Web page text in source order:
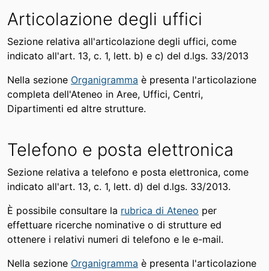
Articolazione degli uffici
Sezione relativa all'articolazione degli uffici, come
indicato all'art. 13, c. 1, lett. b) e c) del d.lgs. 33/2013
Nella sezione Organigramma è presenta l'articolazione
completa dell'Ateneo in Aree, Uffici, Centri,
Dipartimenti ed altre strutture.
Telefono e posta elettronica
Sezione relativa a telefono e posta elettronica, come
indicato all'art. 13, c. 1, lett. d) del d.lgs. 33/2013.
È possibile consultare la rubrica di Ateneo per
effettuare ricerche nominative o di strutture ed
ottenere i relativi numeri di telefono e le e-mail.
Nella sezione Organigramma è presenta l'articolazione